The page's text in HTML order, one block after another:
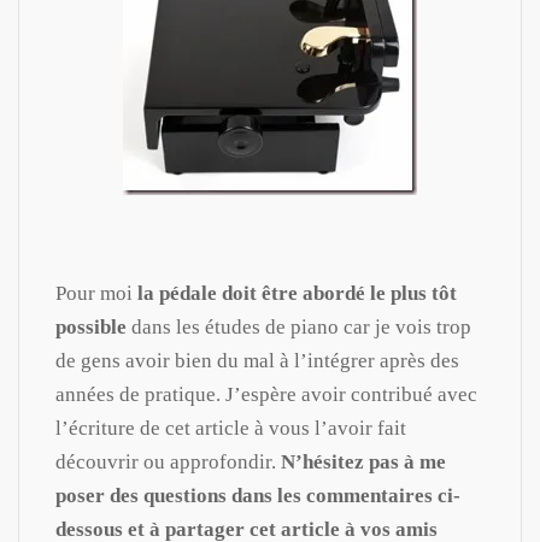
Pour moi la pédale doit être abordé le plus tôt
possible dans les études de piano car je vois trop
de gens avoir bien du mal à l’intégrer après des
années de pratique. J’espère avoir contribué avec
l’écriture de cet article à vous l’avoir fait
découvrir ou approfondir. N’hésitez pas à me
poser des questions dans les commentaires ci-
dessous et à partager cet article à vos amis